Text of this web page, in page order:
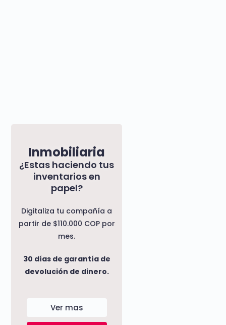
Inmobiliaria
¿Estas haciendo tus
inventarios en
papel?
Digitaliza tu compañía a
partir de $110.000 COP por
mes.
30 días de garantía de
devolución de dinero.
Ver mas